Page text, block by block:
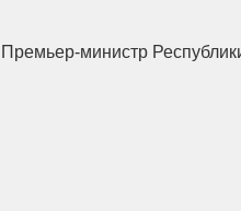
Премьер-министр